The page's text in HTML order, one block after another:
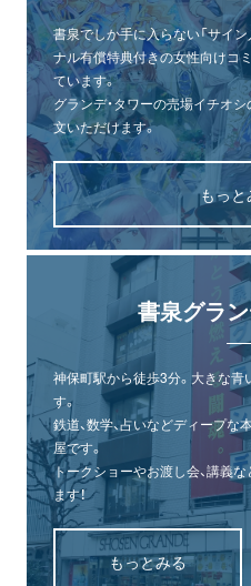
書泉でしか手に入らない「サイン
ナル有償特典付きの女性向けコ
ています。
グランデ・タワーの売場イチオ
文いただけます。
もっと
書泉グラン
神保町駅から徒歩3分。大きな青
す。
鉄道、数学、占いなどディープ
屋です。
トークショーやお渡し会、講義
ます！
もっとみる